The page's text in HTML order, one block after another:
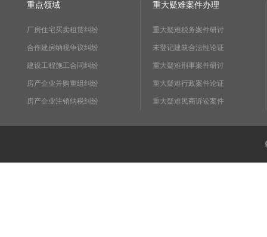
重点领域
厂房住宅买卖租赁纠纷
合作建房纳税争议纠纷
建设工程施工合同纠纷
房产企业并购重组纠纷
房产企业注销纳税纠纷
重大疑难案件办理
重大疑难税务案件研讨
未登记建筑合法性论证
重大疑难刑事案件研讨
重大疑难行政案件论证
重大疑难民商诉讼案件